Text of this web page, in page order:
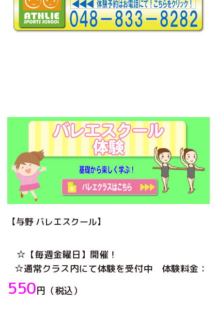
【与野 バレエスクール】
☆【毎週金曜日】開催！
☆通常クラス内にて体験を受付中 体験料金：
550円（税込）